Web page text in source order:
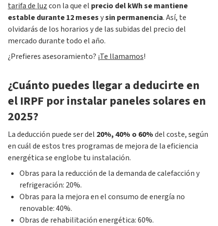
tarifa de luzcon la que el precio del kWh se mantiene
estable durante 12 mesesysin permanencia. Así, te
olvidarás de los horarios y de las subidas del precio del
mercado durante todo el año.
¿Prefieres asesoramiento? ¡Te llamamos!
¿Cuánto puedes llegar a deducirte en
el IRPF por instalar paneles solares en
2025?
La deducción puede ser del 20%, 40% o 60%del coste, según
en cuál de estos tres programas de mejora de la eficiencia
energética se englobe tu instalación.
Obras para la reducción de la demanda de calefacción y
refrigeración: 20%.
Obras para la mejora en el consumo de energía no
renovable: 40%.
Obras de rehabilitación energética: 60%.